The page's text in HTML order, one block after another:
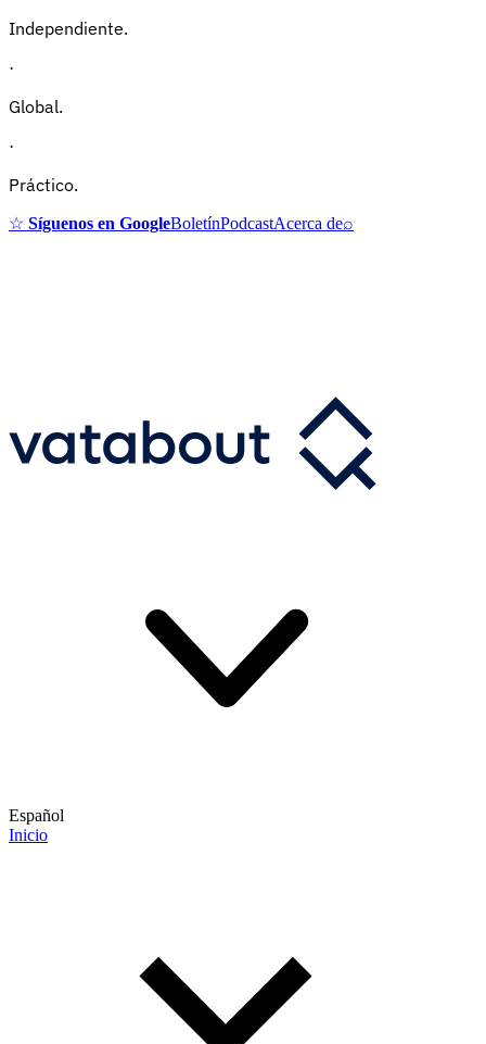
Independiente.
·
Global.
·
Práctico.
☆ Síguenos en GoogleBoletínPodcastAcerca de⌕
Español
Inicio